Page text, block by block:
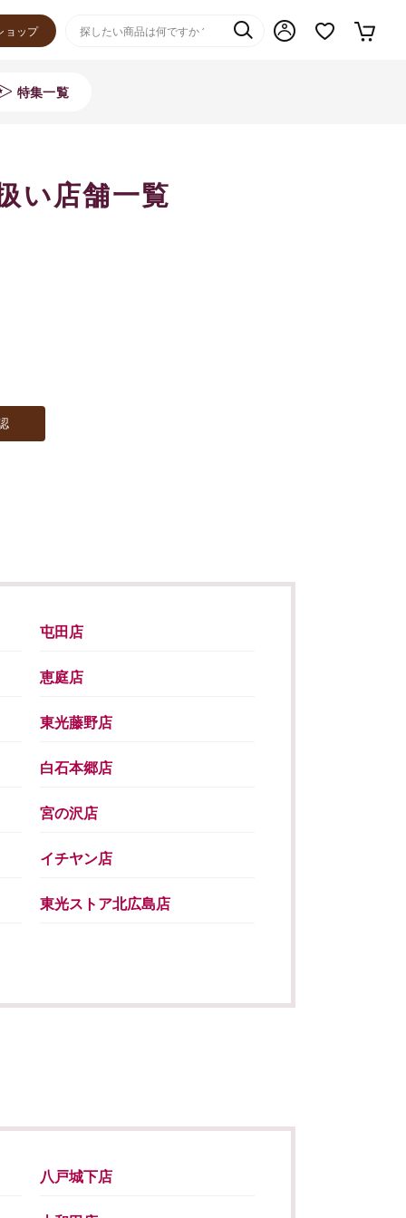
ョップ
特集一覧
い店舗一覧
屯田店
恵庭店
東光藤野店
白石本郷店
宮の沢店
イチヤン店
東光ストア北広島店
八戸城下店